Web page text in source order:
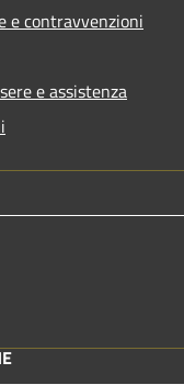
e contravvenzioni
e assistenza